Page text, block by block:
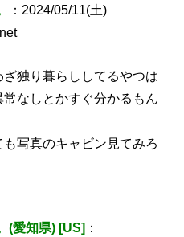
：2024/05/11(土)
独り暮らししてるやつは
なしとかすぐ分かるもん
写真のキャビン見てみろ
(愛知県) [US] ：